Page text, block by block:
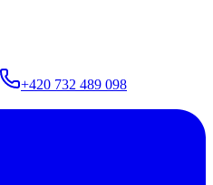
+420 732 489 098